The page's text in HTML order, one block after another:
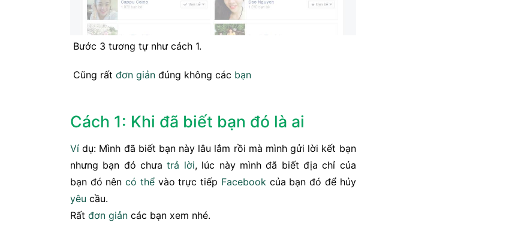
Bước 3 tương tự như cách 1.
Cũng rất đơn giản đúng không các bạn
Cách 1: Khi đã biết bạn đó là ai
Ví dụ: Mình đã biết bạn này lâu lắm rồi mà mình gửi lời kết bạn
nhưng bạn đó chưatrả lời, lúc này mình đã biết địa chỉ của
bạn đó nêncó thểvào trực tiếp Facebookcủa bạn đó để hủy
yêu cầu.
Rất đơn giản các bạn xem nhé.